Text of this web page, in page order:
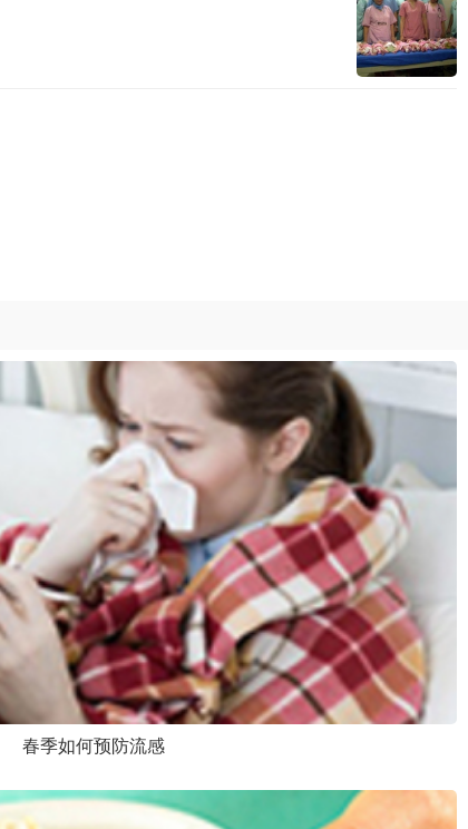
春季如何预防流感